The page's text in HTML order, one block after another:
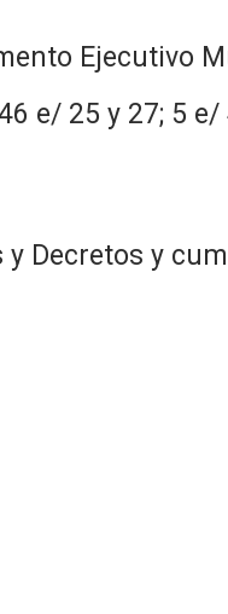
Ejecutivo
e/ 25 y 27; 5 e/
Decretos y